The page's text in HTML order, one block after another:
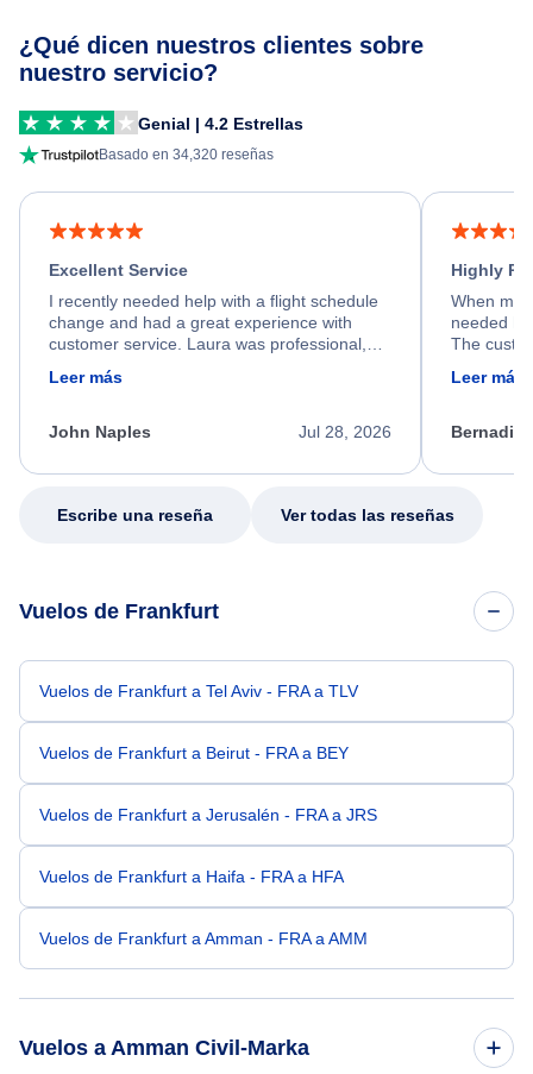
¿Qué dicen nuestros clientes sobre
nuestro servicio?
Genial | 4.2 Estrellas
Basado en 34,320 reseñas
Excellent Service
I recently needed help with a flight schedule
change and had a great experience with
customer service. Laura was professional,
friendly, and very helpful throughout the
process. She quickly found a solution and
appreciate her excellent service.
Leer más
Jul 28, 2026
John Naples
Highly
When my
needed
The
calm,
my issue.
Leer más
Escribe una reseña Ver todas las reseñas
Vuelos de Frankfurt
Vuelos de Frankfurt a Tel Aviv - FRA a TLV
Vuelos de Frankfurt a Beirut - FRA a BEY
Vuelos de Frankfurt a Jerusalén - FRA a JRS
Vuelos de Frankfurt a Haifa - FRA a HFA
Vuelos de Frankfurt a Amman - FRA a AMM
Vuelos a Amman Civil-Marka